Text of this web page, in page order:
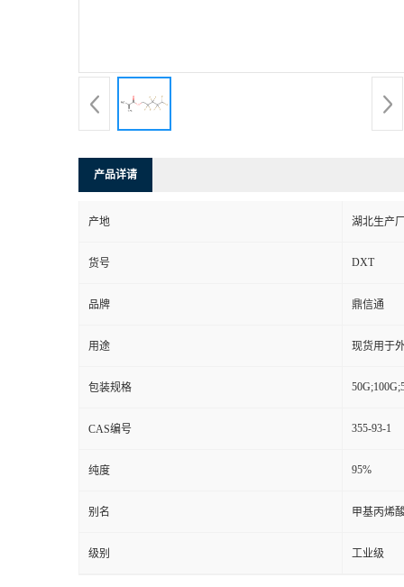
产品详请
产地 湖北生产
货号 DXT
品牌 鼎信通
用途 现货用于
包装规格
CAS编号 355-93-1
纯度 95%
别名 甲基丙烯
级别 工业级